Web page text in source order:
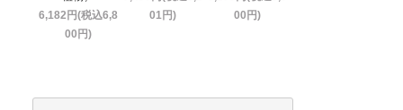
6,182円(税込6,8
00円)
01円)
00円)